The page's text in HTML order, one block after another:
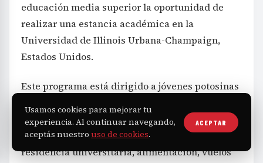
educación media superior la oportunidad de
realizar una estancia académica en la
Universidad de Illinois Urbana-Champaign,
Estados Unidos.
Este programa está dirigido a jóvenes potosinas
15 estudiantes para una experiencia formativa
completa que incluye matrícula, hospedaje en
residencia universitaria, alimentación, vuelos
Usamos cookies para mejorar tu
experiencia. Al continuar navegando,
aceptás nuestro uso de cookies.
ACEPTAR